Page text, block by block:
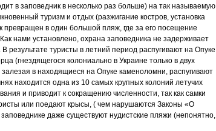
в заповедник в несколько раз больше) на так называемую
туризм и отдых (разжигание костров, установка
превращен в один большой пляж, где за его посещение
нами установлено, охрана заповедника не задерживает
туристы в летний период распугивают на Опуке
(гнездящегося колониально в Украине только в двух
в находящиеся на Опуке каменоломни, распугивают
находится одна из 10 самых крупных колоний летучих
и приводит к сокращению численности, так как самки
или поедают крысы, ( чем нарушаются Законы «О
даже существуют нудистские пляжи (непонятно,